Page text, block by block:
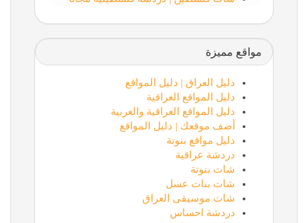
مواقع مميزة
دليل العراق | دليل المواقع
دليل المواقع العراقية
دليل المواقع العراقية والعربية
أضف موقعك | دليل المواقع
دليل مواقع بنوتة
دردشة عراقية
شات بنوتة
شات بنات عسل
شات موسيقى العراق
دردشة احساس